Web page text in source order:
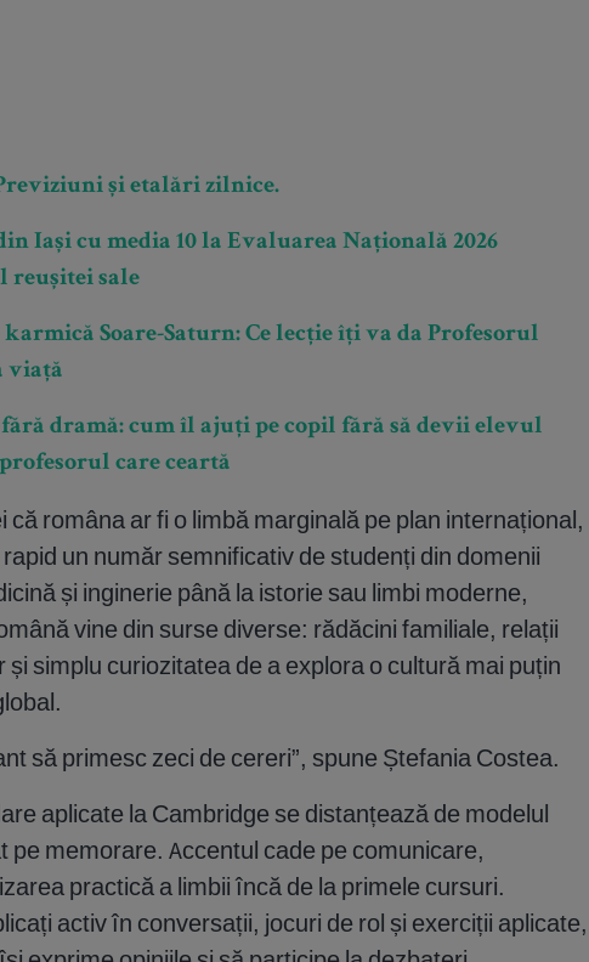
și etalări zilnice.
Iași cu media 10 la Evaluarea Națională 2026
reușitei sale
Soare-Saturn: Ce lecție îți va da Profesorul
viață
fără dramă: cum îl ajuți pe copil fără să devii elevul
care ceartă
că româna ar fi o limbă marginală pe plan internațional,
un număr semnificativ de studenți din domenii
și inginerie până la istorie sau limbi moderne,
vine din surse diverse: rădăcini familiale, relații
și simplu curiozitatea de a explora o cultură mai puțin
să primesc zeci de cereri”, spune Ștefania Costea.
aplicate la Cambridge se distanțează de modelul
pe memorare. Accentul cade pe comunicare,
practică a limbii încă de la primele cursuri.
activ în conversații, jocuri de rol și exerciții aplicate,